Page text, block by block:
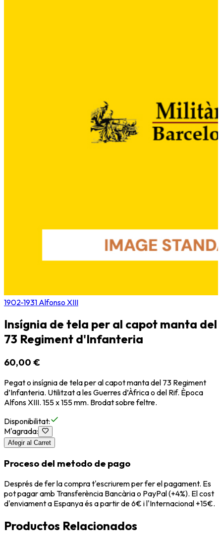
1902-1931 Alfonso XIII
Insígnia de tela per al capot manta del
73 Regiment d'Infanteria
60,00 €
Pegat o insígnia de tela per al capot manta del 73 Regiment
d’Infanteria. Utilitzat a les Guerres d’Àfrica o del Rif. Època
Alfons XIII. 155 x 155 mm. Brodat sobre feltre.
Disponibilitat:
M'agrada:
Afegir al Carret
Proceso del metodo de pago
Després de fer la compra t'escriurem per fer el pagament. Es
pot pagar amb Transferència Bancària o PayPal (+4%). El cost
d'enviament a Espanya és a partir de 6€ i l'Internacional +15€.
Productos Relacionados